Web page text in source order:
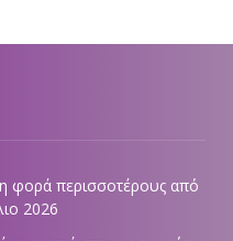
φορά περισσοτέρους από
2026